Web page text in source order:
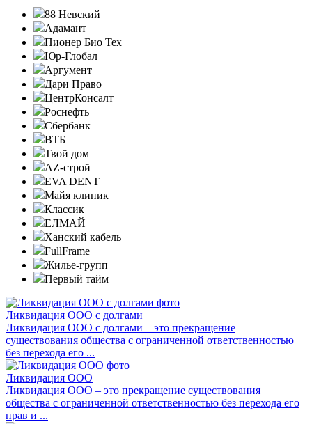
88 Невский
Адамант
Пионер Био Тех
Юр-Глобал
Аргумент
Дари Право
ЦентрКонсалт
Роснефть
Сбербанк
ВТБ
Твой дом
AZ-строй
EVA DENT
Майя клиник
Классик
ЕЛМАЙ
Ханский кабель
FullFrame
Жилье-групп
Первый тайм
Ликвидация ООО с долгами
Ликвидация ООО с долгами – это прекращение
существования общества с ограниченной ответственностью
без перехода его ...
Ликвидация ООО
Ликвидация ООО – это прекращение существования
общества с ограниченной ответственностью без перехода его
прав и ...